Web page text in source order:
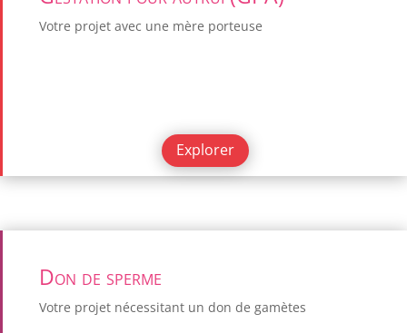
Votre projet avec une mère porteuse
Explorer
Don de sperme
Votre projet nécessitant un don de gamètes